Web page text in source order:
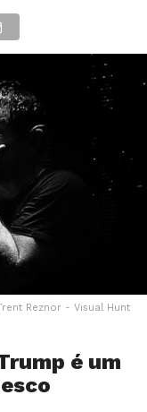
Reznor - Visual Hunt
é um